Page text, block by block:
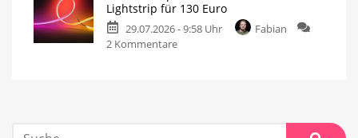
Lightstrip für 130 Euro
29.07.2026 - 9:58 Uhr
Fabian
2 Kommentare